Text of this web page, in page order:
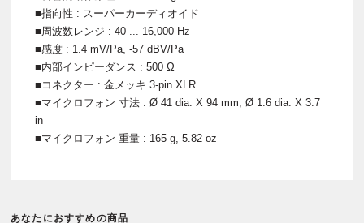
■指向性 : スーパーカーディオイド
■周波数レンジ : 40 ... 16,000 Hz
■感度 : 1.4 mV/Pa, -57 dBV/Pa
■内部インピーダンス : 500 Ω
■コネクター : 金メッキ 3-pin XLR
■マイクロフォン 寸法 : Ø 41 dia. X 94 mm, Ø 1.6 dia. X 3.7
in
■マイクロフォン 重量 : 165 g, 5.82 oz
あなたにおすすめの商品